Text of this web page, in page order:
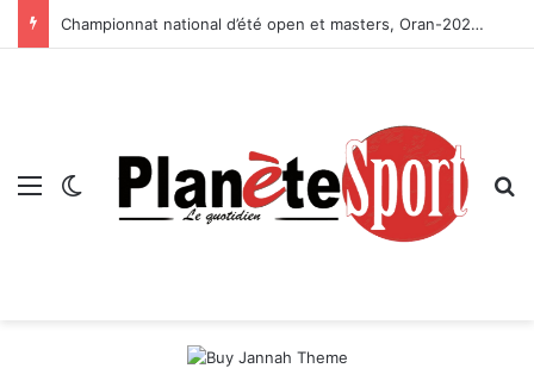
Championnat national d’été open et masters, Oran-2026 — Le CRB s’adjuge le titre
Menu Switch skin